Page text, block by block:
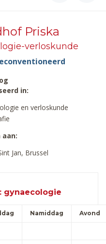
Priska
verloskunde
in:
en verloskunde
aan:
Jan, Brussel
gynaecologie
Namiddag Avond